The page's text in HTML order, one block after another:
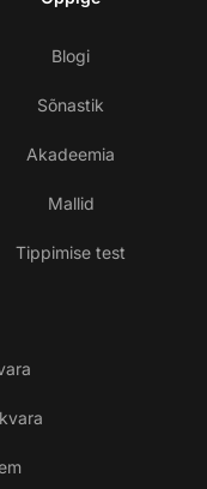
Blogi
Sõnastik
Akadeemia
Mallid
Tippimise test